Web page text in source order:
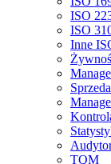
ISO
ISO
Inne
TQM